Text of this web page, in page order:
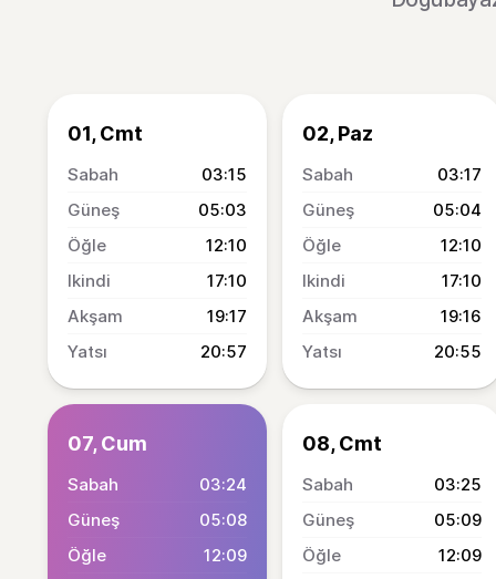
01, Cmt
03:15
05:03
12:10
17:10
19:17
20:57
02, Paz
03:17
05:04
12:10
17:10
19:16
20:55
07, Cum
03:24
05:08
12:09
08, Cmt
03:25
05:09
12:09